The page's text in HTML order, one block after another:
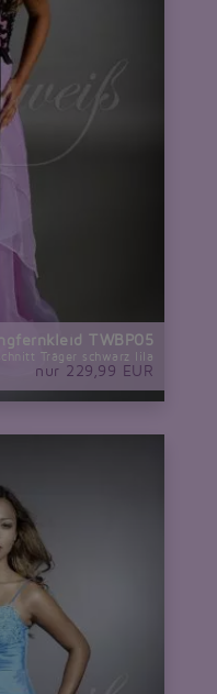
TWBP05
Träger schwarz lila
nur 229,99 EUR